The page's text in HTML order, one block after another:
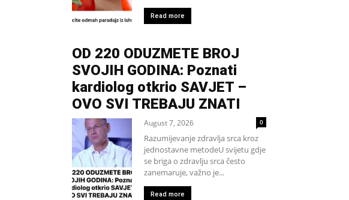
Read more
OD 220 ODUZMETE BROJ
SVOJIH GODINA: Poznati
kardiolog otkrio SAVJET –
OVO SVI TREBAJU ZNATI
August 7, 2026 0
Razumijevanje zdravlja srca kroz
jednostavne metodeU svijetu gdje
se briga o zdravlju srca često
zanemaruje, važno je...
Read more